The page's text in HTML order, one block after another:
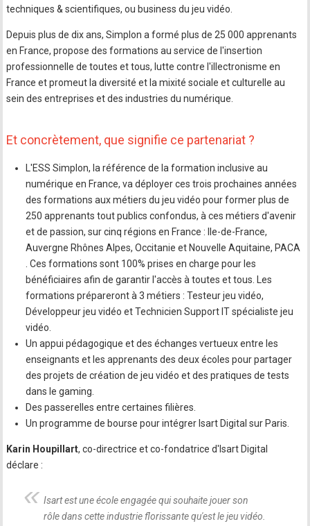
techniques & scientifiques, ou business du jeu vidéo.
Depuis plus de dix ans, Simplon a formé plus de 25 000 apprenants
en France, propose des formations au service de l'insertion
professionnelle de toutes et tous, lutte contre l'illectronisme en
France et promeut la diversité et la mixité sociale et culturelle au
sein des entreprises et des industries du numérique.
Et concrètement, que signifie ce partenariat ?
L'ESS Simplon, la référence de la formation inclusive au
numérique en France, va déployer ces trois prochaines années
des formations aux métiers du jeu vidéo pour former plus de
250 apprenants tout publics confondus, à ces métiers d'avenir
et de passion, sur cinq régions en France : Ile-de-France,
Auvergne Rhônes Alpes, Occitanie et Nouvelle Aquitaine, PACA
. Ces formations sont 100% prises en charge pour les
bénéficiaires afin de garantir l'accès à toutes et tous. Les
formations prépareront à 3 métiers : Testeur jeu vidéo,
Développeur jeu vidéo et Technicien Support IT spécialiste jeu
vidéo.
Un appui pédagogique et des échanges vertueux entre les
enseignants et les apprenants des deux écoles pour partager
des projets de création de jeu vidéo et des pratiques de tests
dans le gaming.
Des passerelles entre certaines filières.
Un programme de bourse pour intégrer Isart Digital sur Paris.
Karin Houpillart, co-directrice et co-fondatrice d'Isart Digital
déclare :
Isart est une école engagée qui souhaite jouer son
rôle dans cette industrie florissante qu'est le jeu vidéo.